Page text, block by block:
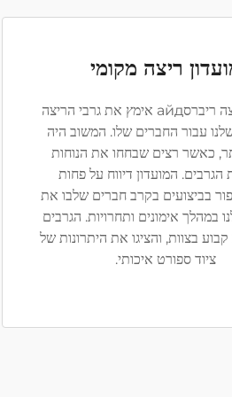
ריצה מקומי
מועדון הריצה ריברסайд אימץ את גרבי הריצה
עבור החברים שלו. המשוב היה
כאשר רצים שבחחו את הנוחות
המועדון דיווח על פחות
בביצועים בקרב חברים שלבו את
במהלך אימונים ותחרויות. הגרבים
בצוות, והציגו את היתרונות של
ציוד ספורט איכותי.